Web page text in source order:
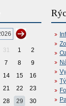
31 1
2
7 8
9
14 15
16
21 22
23
28 29
30